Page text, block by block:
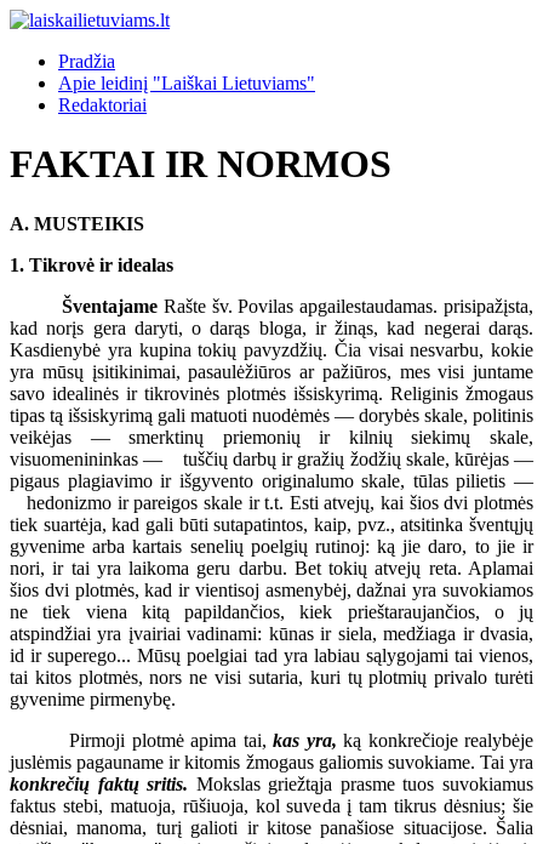
Pradžia
Apie leidinį "Laiškai Lietuviams"
Redaktoriai
FAKTAI IR NORMOS
A. MUSTEIKIS
1. Tikrovė ir idealas
Šventajame Rašte šv. Povilas apgailestaudamas. prisipažįsta,
kad norįs gera daryti, o darąs bloga, ir žinąs, kad negerai darąs.
Kasdienybė yra kupina tokių pavyzdžių. Čia visai nesvarbu, kokie
yra mūsų įsitikinimai, pasaulėžiūros ar pažiūros, mes visi juntame
savo idealinės ir tikrovinės plotmės išsiskyrimą. Religinis žmogaus
tipas tą išsiskyrimą gali matuoti nuodėmės — dorybės skale, politinis
veikėjas — smerktinų priemonių ir kilnių siekimų skale,
visuomenininkas — tuščių darbų ir gražių žodžių skale, kūrėjas —
pigaus plagiavimo ir išgyvento originalumo skale, tūlas pilietis —
hedonizmo ir pareigos skale ir t.t. Esti atvejų, kai šios dvi plotmės
tiek suartėja, kad gali būti sutapatintos, kaip, pvz., atsitinka šventųjų
gyvenime arba kartais senelių poelgių rutinoj: ką jie daro, to jie ir
nori, ir tai yra laikoma geru darbu. Bet tokių atvejų reta. Aplamai
šios dvi plotmės, kad ir vientisoj asmenybėj, dažnai yra suvokiamos
ne tiek viena kitą papildančios, kiek prieštaraujančios, o jų
atspindžiai yra įvairiai vadinami: kūnas ir siela, medžiaga ir dvasia,
id ir superego... Mūsų poelgiai tad yra labiau sąlygojami tai vienos,
tai kitos plotmės, nors ne visi sutaria, kuri tų plotmių privalo turėti
gyvenime pirmenybę.
Pirmoji plotmė apima tai,kas yra,ką konkrečioje realybėje
juslėmis pagauname ir kitomis žmogaus galiomis suvokiame. Tai yra
konkrečių faktų sritis. Mokslas griežtąja prasme tuos suvokiamus
faktus stebi, matuoja, rūšiuoja, kol suveda į tam tikrus dėsnius; šie
dėsniai, manoma, turį galioti ir kitose panašiose situacijose. Šalia